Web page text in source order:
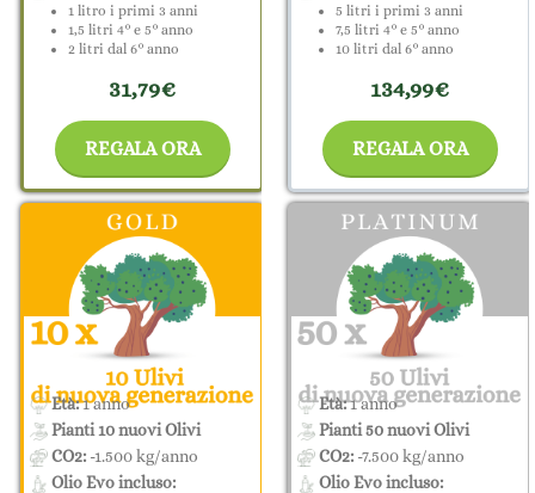
1 litro i primi 3 anni
1,5 litri 4° e 5° anno
2 litri dal 6° anno
31,79€
REGALA ORA
5 litri i primi 3 anni
7,5 litri 4° e 5° anno
10 litri dal 6° anno
134,99€
REGALA ORA
Età:1 anno
Pianti 10 nuovi Olivi
CO2: -1.500 kg/anno
Olio Evo incluso:
Età:1 anno
Pianti 50 nuovi Olivi
CO2: -7.500 kg/anno
Olio Evo incluso: